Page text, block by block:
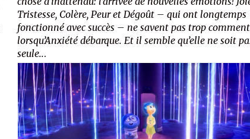
Tristesse, Colère, Peur et Dégoût – qui ont longtemps
fonctionné avec succès – ne savent pas trop
lorsqu’Anxiété débarque. Et il semble qu’elle ne soit
seule...